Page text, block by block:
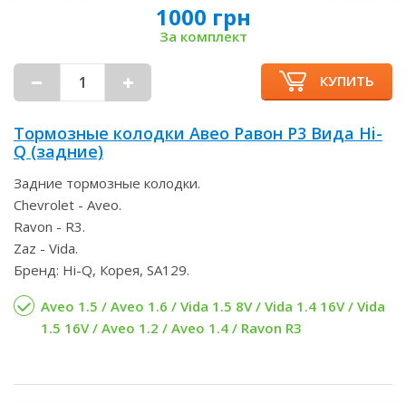
1000 грн
За комплект
КУПИТЬ
Тормозные колодки Авео Равон Р3 Вида Hi-
Q (задние)
Задние тормозные колодки.
Chevrolet - Aveo.
Ravon - R3.
Zaz - Vida.
Бренд: Hi-Q, Корея, SA129.
Aveo 1.5 / Aveo 1.6 / Vida 1.5 8V / Vida 1.4 16V / Vida
1.5 16V / Aveo 1.2 / Aveo 1.4 / Ravon R3